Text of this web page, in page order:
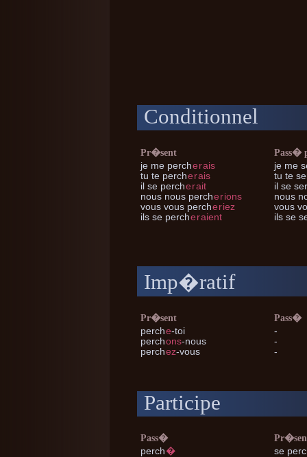
Conditionnel
Pr�sent
je me percherais
tu te percherais
il se percherait
nous nous percherions
vous vous percheriez
ils se percheraient
Pass�
je me
tu te
il se
nous
vous
ils se
Imp�ratif
Pr�sent
perche-toi
perchons-nous
perchez-vous
Pass�
-
-
-
Participe
Pass�
perch�
se